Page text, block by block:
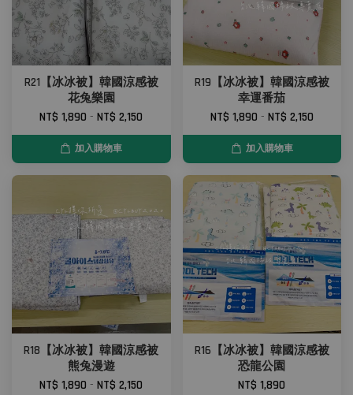
R21【冰冰被】韓國涼感被
花兔樂園
NT$ 1,890-NT$ 2,150
加入購物車
R19【冰冰被】韓國涼感被
幸運番茄
NT$ 1,890 - NT$ 2,150
加入購物車
R18【冰冰被】韓國涼感被
熊兔漫遊
NT$ 1,890-NT$ 2,150
R16【冰冰被】韓國涼感被
恐龍公園
NT$ 1,890